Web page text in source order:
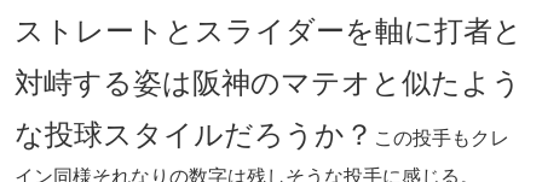
ストレートとスライダーを軸に打者と
対峙する姿は阪神のマテオと似たよう
な投球スタイルだろうか？ この投手もクレ
イン同様それなりの数字は残しそうな投手に感じる。